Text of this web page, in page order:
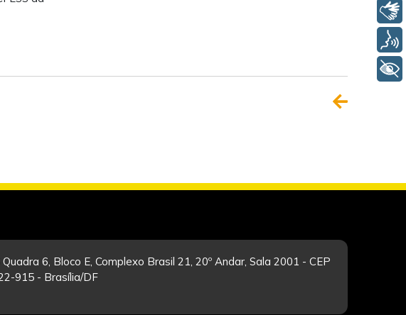
Quadra 6, Bloco E, Complexo Brasil 21, 20º Andar, Sala 2001 - CEP
915 - Brasília/DF